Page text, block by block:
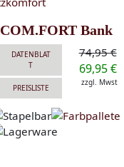
COM.FORT Bank
DATENBLAT
T
PREISLISTE
74,95 €
69,95 €
zzgl. Mwst